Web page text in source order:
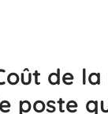
de
poste